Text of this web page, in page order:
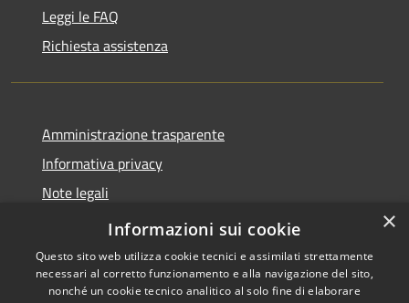
Leggi le FAQ
Richiesta assistenza
Amministrazione trasparente
Informativa privacy
Note legali
Dichiarazione di accessibilità
×
Informazioni sui cookie
Questo sito web utilizza cookie tecnici e assimilati strettamente
necessari al corretto funzionamento e alla navigazione del sito,
nonché un cookie tecnico analitico al solo fine di elaborare